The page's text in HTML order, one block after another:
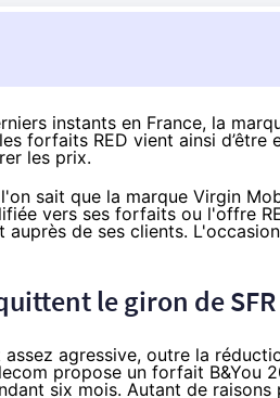
instants en France, la
forfaits RED vient ainsi
les prix.
sait que la marque Virgin
vers ses forfaits ou l'offre
de ses clients.
le giron deSFR
agressive, outre la
propose un forfait B&You
six mois. Autant de raisons